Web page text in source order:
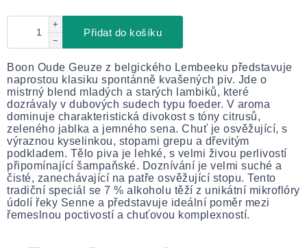
+
−
Přidat do košíku
Boon Oude Geuze z belgického Lembeeku představuje
naprostou klasiku spontánně kvašených piv. Jde o
mistrný blend mladých a starých lambiků, které
dozrávaly v dubových sudech typu foeder. V aroma
dominuje charakteristická divokost s tóny citrusů,
zeleného jablka a jemného sena. Chuť je osvěžující, s
výraznou kyselinkou, stopami grepu a dřevitým
podkladem. Tělo piva je lehké, s velmi živou perlivostí
připomínající šampaňské. Doznívání je velmi suché a
čisté, zanechávající na patře osvěžující stopu. Tento
tradiční speciál se 7 % alkoholu těží z unikátní mikroflóry
údolí řeky Senne a představuje ideální poměr mezi
řemeslnou poctivostí a chuťovou komplexností.